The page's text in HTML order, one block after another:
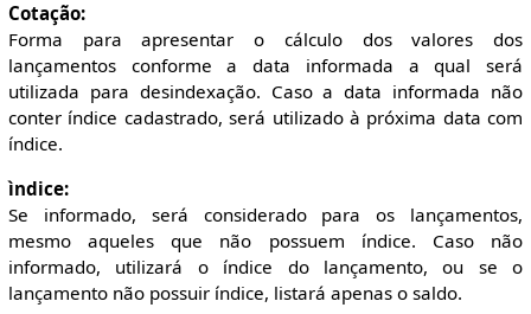
Cotação:
Forma para apresentar o cálculo dos valores dos
lançamentos conforme a data informada a qual será
utilizada para desindexação. Caso a data informada não
conter índice cadastrado, será utilizado à próxima data com
índice.
ìndice:
Se informado, será considerado para os lançamentos,
mesmo aqueles que não possuem índice. Caso não
informado, utilizará o índice do lançamento, ou se o
lançamento não possuir índice, listará apenas o saldo.